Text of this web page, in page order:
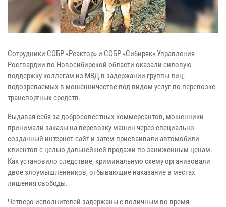
Сотрудники СОБР «Реактор» и СОБР «Сибиряк» Управления
Росгвардии по Новосибирской области оказали силовую
поддержку коллегам из МВД в задержании группы лиц,
подозреваемых в мошенничестве под видом услуг по перевозке
транспортных средств.
Выдавая себя за добросовестных коммерсантов, мошенники
принимали заказы на перевозку машин через специально
созданный интернет-сайт и затем присваивали автомобили
клиентов с целью дальнейшей продажи по заниженным ценам.
Как установило следствие, криминальную схему организовали
двое злоумышленников, отбывающие наказание в местах
лишения свободы.
Четверо исполнителей задержаны с поличным во время